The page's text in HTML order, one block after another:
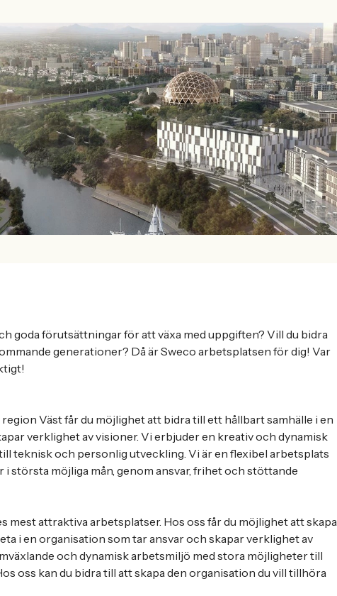
goda förutsättningar för att växa med uppgiften? Vill du bidra
generationer? Då är Sweco arbetsplatsen för dig! Var
Väst får du möjlighet att bidra till ett hållbart samhälle i en
verklighet av visioner. Vi erbjuder en kreativ och dynamisk
teknisk och personlig utveckling. Vi är en flexibel arbetsplats
i största möjliga mån, genom ansvar, frihet och stöttande
mest attraktiva arbetsplatser. Hos oss får du möjlighet att skapa
i en organisation som tar ansvar och skapar verklighet av
och dynamisk arbetsmiljö med stora möjligheter till
oss kan du bidra till att skapa den organisation du vill tillhöra